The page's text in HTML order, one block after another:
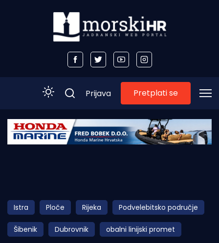
Početna
Obala
Otoci
Turizam i nautika
Prijava Pretplati se
Istra Ploče Rijeka Podvelebitsko područje
Šibenik Dubrovnik obalni linijski promet